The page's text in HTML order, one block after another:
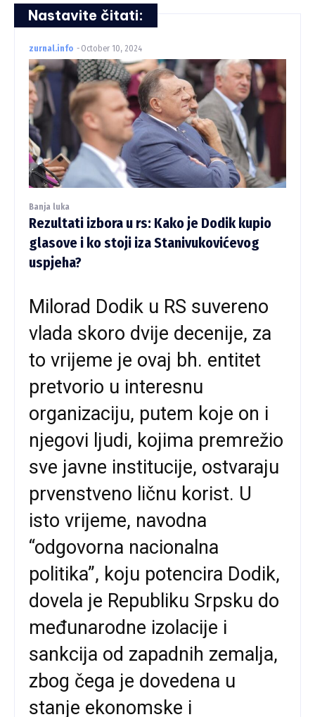
Nastavite čitati:
zurnal.info - October 10, 2024
Banja luka
Rezultati izbora u rs: Kako je Dodik kupio
glasove i ko stoji iza Stanivukovićevog
uspjeha?
Milorad Dodik u RS suvereno
vlada skoro dvije decenije, za
to vrijeme je ovaj bh. entitet
pretvorio u interesnu
organizaciju, putem koje on i
njegovi ljudi, kojima premrežio
sve javne institucije, ostvaraju
prvenstveno ličnu korist. U
isto vrijeme, navodna
“odgovorna nacionalna
politika”, koju potencira Dodik,
dovela je Republiku Srpsku do
međunarodne izolacije i
sankcija od zapadnih zemalja,
zbog čega je dovedena u
stanje ekonomske i